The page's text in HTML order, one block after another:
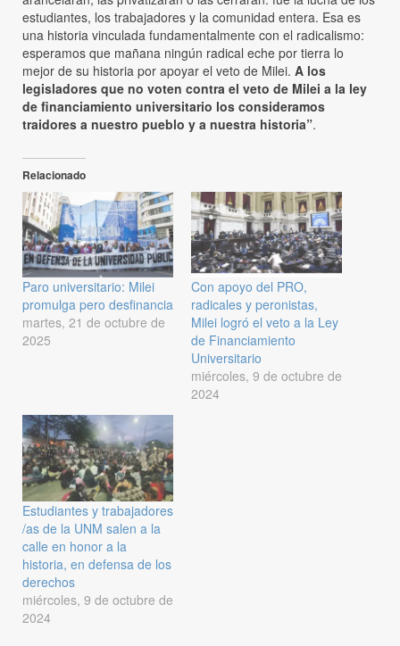
estudiantes, los trabajadores y la comunidad entera. Esa es
una historia vinculada fundamentalmente con el radicalismo:
esperamos que mañana ningún radical eche por tierra lo
mejor de su historia por apoyar el veto de Milei. A los
legisladores que no voten contra el veto de Milei a la ley
de financiamiento universitario los consideramos
traidores a nuestro pueblo y a nuestra historia”.
Relacionado
Paro universitario: Milei
promulga pero desfinancia
martes, 21 de octubre de
2025
Con apoyo del PRO,
radicales y peronistas,
Milei logró el veto a la Ley
de Financiamiento
Universitario
miércoles, 9 de octubre de
2024
Estudiantes y trabajadores
/as de la UNM salen a la
calle en honor a la
historia, en defensa de los
derechos
miércoles, 9 de octubre de
2024